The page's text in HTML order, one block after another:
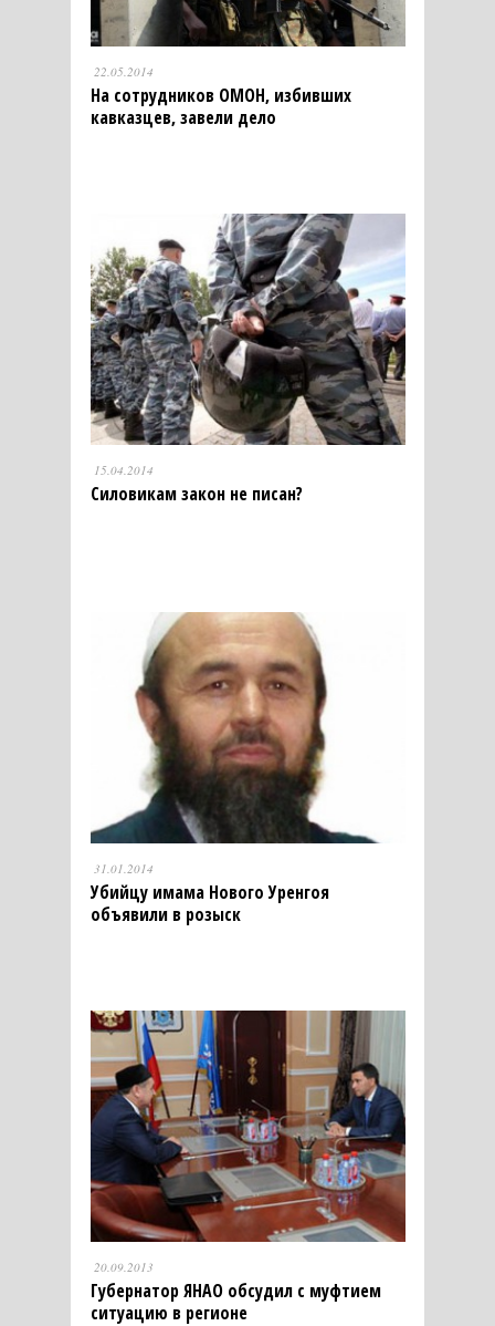
22.05.2014
На сотрудников ОМОН, избивших
кавказцев, завели дело
15.04.2014
Силовикам закон не писан?
31.01.2014
Убийцу имама Нового Уренгоя
объявили в розыск
20.09.2013
Губернатор ЯНАО обсудил с муфтием
ситуацию в регионе